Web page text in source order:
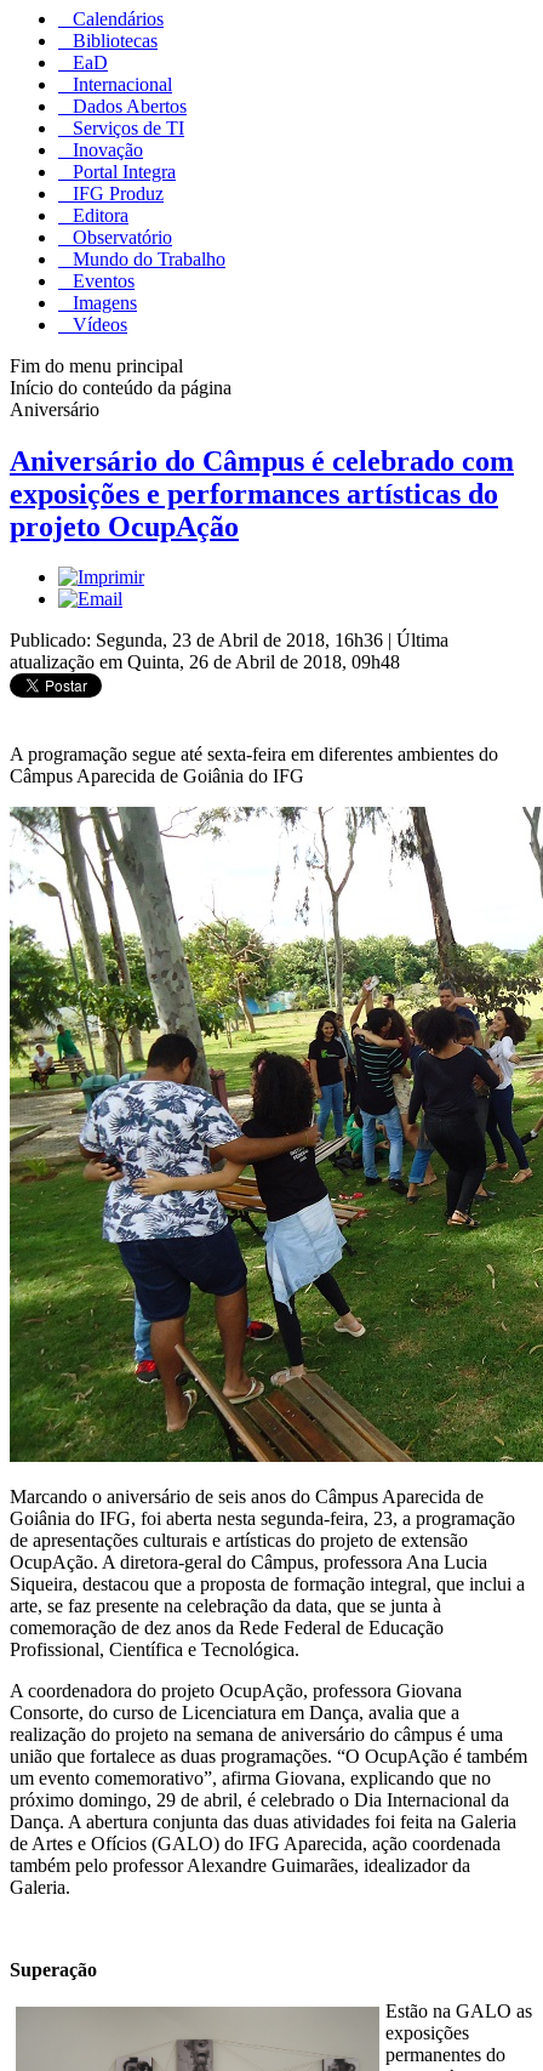
Calendários
Bibliotecas
EaD
Internacional
Dados Abertos
Serviços de TI
Inovação
Portal Integra
IFG Produz
Editora
Observatório
Mundo do Trabalho
Eventos
Imagens
Vídeos
Fim do menu principal
Início do conteúdo da página
Aniversário
Aniversário do Câmpus é celebrado com
exposições e performances artísticas do
projeto OcupAção
Publicado: Segunda, 23 de Abril de 2018, 16h36 | Última
atualização em Quinta, 26 de Abril de 2018, 09h48
A programação segue até sexta-feira em diferentes ambientes do
Câmpus Aparecida de Goiânia do IFG
Marcando o aniversário de seis anos do Câmpus Aparecida de
Goiânia do IFG, foi aberta nesta segunda-feira, 23, a programação
de apresentações culturais e artísticas do projeto de extensão
OcupAção. A diretora-geral do Câmpus, professora Ana Lucia
Siqueira, destacou que a proposta de formação integral, que inclui a
arte, se faz presente na celebração da data, que se junta à
comemoração de dez anos da Rede Federal de Educação
Profissional, Científica e Tecnológica.
A coordenadora do projeto OcupAção, professora Giovana
Consorte, do curso de Licenciatura em Dança, avalia que a
realização do projeto na semana de aniversário do câmpus é uma
união que fortalece as duas programações. “O OcupAção é também
um evento comemorativo”, afirma Giovana, explicando que no
próximo domingo, 29 de abril, é celebrado o Dia Internacional da
Dança. A abertura conjunta das duas atividades foi feita na Galeria
de Artes e Ofícios (GALO) do IFG Aparecida, ação coordenada
também pelo professor Alexandre Guimarães, idealizador da
Galeria.
Superação
Estão na GALO as
exposições
permanentes do